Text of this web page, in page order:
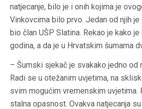
natjecanje, bilo je i onih kojima je
Vinkovcima bilo prvo. Jedan od njih je
bio član UŠP Slatina. Rekao je kako
godina, a da je u Hrvatskim šumama
– Šumski sjekač je svakako jedno od
Radi se u otežanim uvjetima, na
svim mogućim vremenskim
stalna opasnost. Ovakva natjecanja